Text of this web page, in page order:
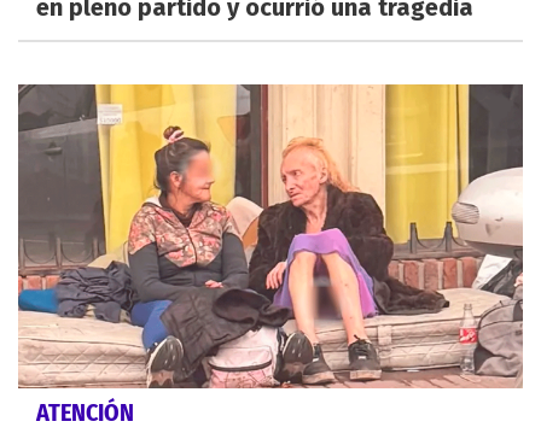
en pleno partido y ocurrió una tragedia
ATENCIÓN